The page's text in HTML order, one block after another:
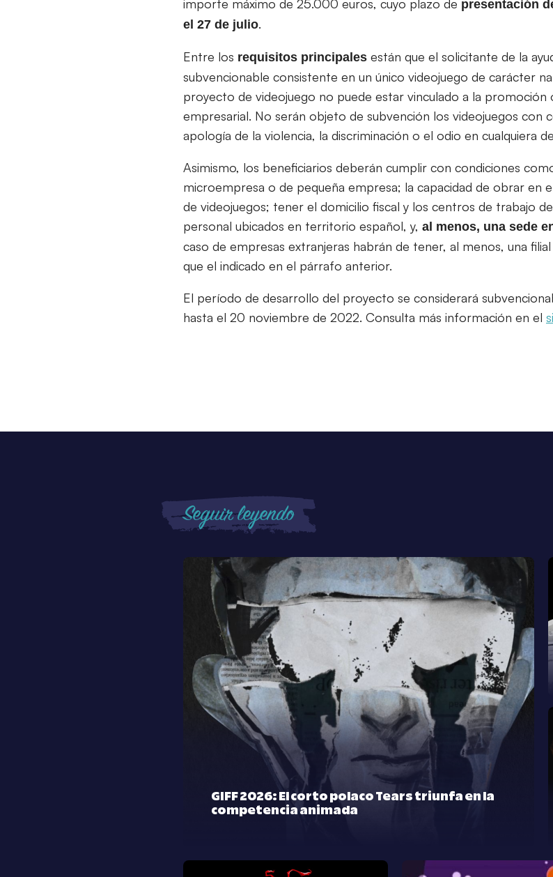
importe máximo de 25.000 euros, cuyo plazo de presentación
el 27 de julio.
Entre los requisitos principales están que el solicitante de la
subvencionable consistente en un único videojuego de carácter
proyecto de videojuego no puede estar vinculado a la promoción
empresarial. No serán objeto de subvención los videojuegos con
apología de la violencia, la discriminación o el odio en cualquiera
Asimismo, los beneficiarios deberán cumplir con condiciones
microempresa o de pequeña empresa; la capacidad de obrar en
de videojuegos; tener el domicilio fiscal y los centros de trabajo
personal ubicados en territorio español, y, al menos, una sede
caso de empresas extranjeras habrán de tener, al menos, una
que el indicado en el párrafo anterior.
El período de desarrollo del proyecto se considerará
hasta el 20 noviembre de 2022. Consulta más información en el
Seguir leyendo
GIFF 2026: El corto polaco Tears triunfa en la
competencia animada